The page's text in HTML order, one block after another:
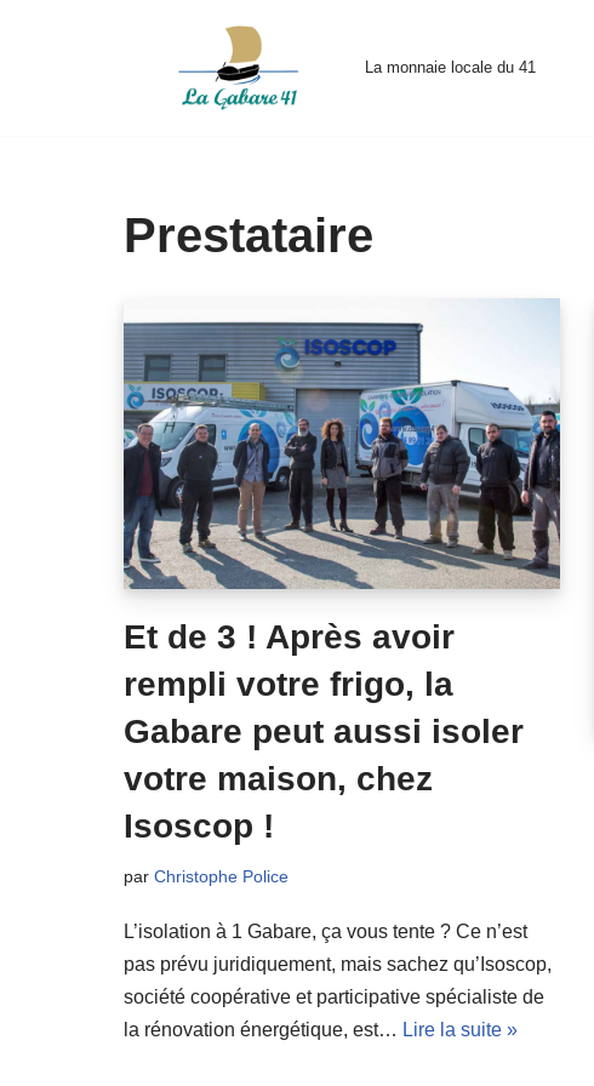
La monnaie locale du 41
Prestataire
Et de 3 ! Après avoir
rempli votre frigo, la
Gabare peut aussi isoler
votre maison, chez
Isoscop !
par Christophe Police
L’isolation à 1 Gabare, ça vous tente ? Ce n’est
pas prévu juridiquement, mais sachez qu’Isoscop,
société coopérative et participative spécialiste de
la rénovation énergétique, est… Lire la suite »